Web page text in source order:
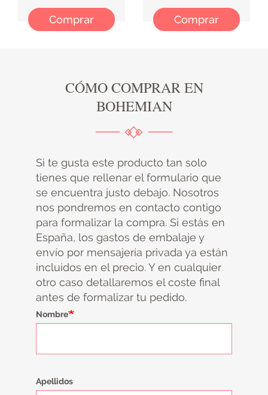
Comprar Comprar
CÓMO COMPRAR EN
BOHEMIAN
Si te gusta este producto tan solo
tienes que rellenar el formulario que
se encuentra justo debajo. Nosotros
nos pondremos en contacto contigo
para formalizar la compra. Si estás en
España, los gastos de embalaje y
envío por mensajería privada ya están
incluidos en el precio. Y en cualquier
otro caso detallaremos el coste final
antes de formalizar tu pedido.
Nombre
Apellidos